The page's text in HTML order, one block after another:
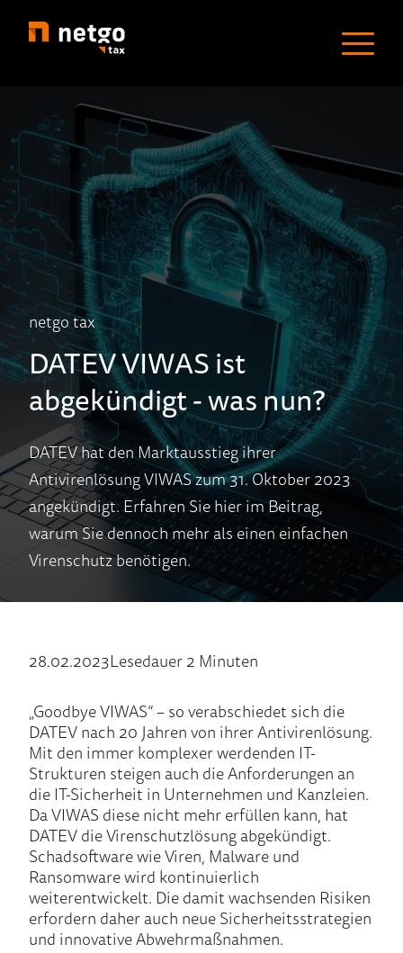
netgo tax
DATEV VIWAS ist
abgekündigt - was nun?
DATEV hat den Marktausstieg ihrer
Antivirenlösung VIWAS zum 31. Oktober 2023
angekündigt. Erfahren Sie hier im Beitrag,
warum Sie dennoch mehr als einen einfachen
Virenschutz benötigen.
28.02.2023Lesedauer 2 Minuten
„Goodbye VIWAS“ – so verabschiedet sich die
DATEV nach 20 Jahren von ihrer Antivirenlösung.
Mit den immer komplexer werdenden IT-
Strukturen steigen auch die Anforderungen an
die IT-Sicherheit in Unternehmen und Kanzleien.
Da VIWAS diese nicht mehr erfüllen kann, hat
DATEV die Virenschutzlösung abgekündigt.
Schadsoftware wie Viren, Malware und
Ransomware wird kontinuierlich
weiterentwickelt. Die damit wachsenden Risiken
erfordern daher auch neue Sicherheitsstrategien
und innovative Abwehrmaßnahmen.